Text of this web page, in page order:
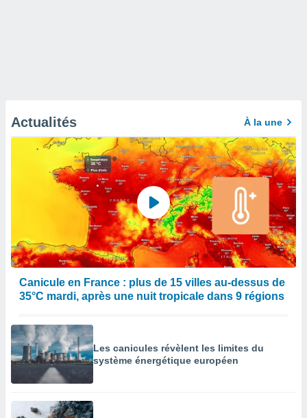
Actualités À la une
Canicule en France : plus de 15 villes au-dessus de
35°C mardi, après une nuit tropicale dans 9 régions
Les canicules révèlent les limites du
système énergétique européen